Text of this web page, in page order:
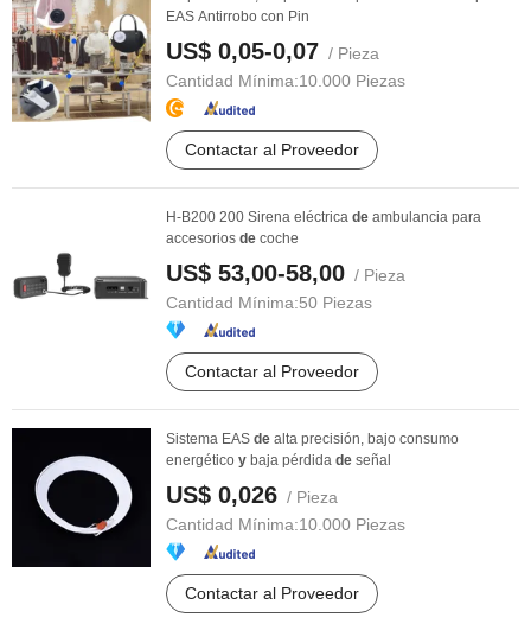
EAS Antirrobo con Pin
US$ 0,05-0,07 / Pieza
Cantidad Mínima:10.000 Piezas
Contactar al Proveedor
H-B200 200 Sirena eléctrica de ambulancia para
accesorios de coche
US$ 53,00-58,00 / Pieza
Cantidad Mínima:50 Piezas
Contactar al Proveedor
Sistema EAS de alta precisión, bajo consumo
energético y baja pérdida de señal
US$ 0,026 / Pieza
Cantidad Mínima:10.000 Piezas
Contactar al Proveedor